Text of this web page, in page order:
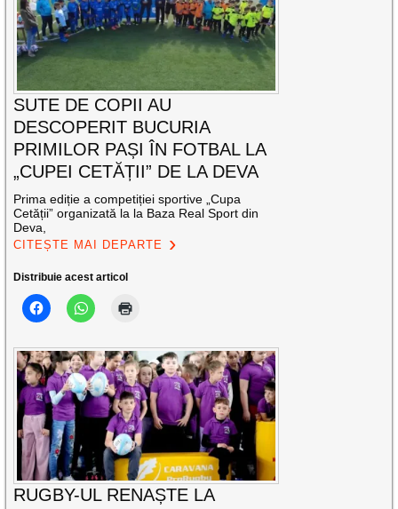
SUTE DE COPII AU
DESCOPERIT BUCURIA
PRIMILOR PAȘI ÎN FOTBAL LA
„CUPEI CETĂȚII” DE LA DEVA
Prima ediție a competiției sportive „Cupa
Cetății” organizată la la Baza Real Sport din
Deva,
CITEȘTE MAI DEPARTE
Distribuie acest articol
RUGBY-UL RENAȘTE LA